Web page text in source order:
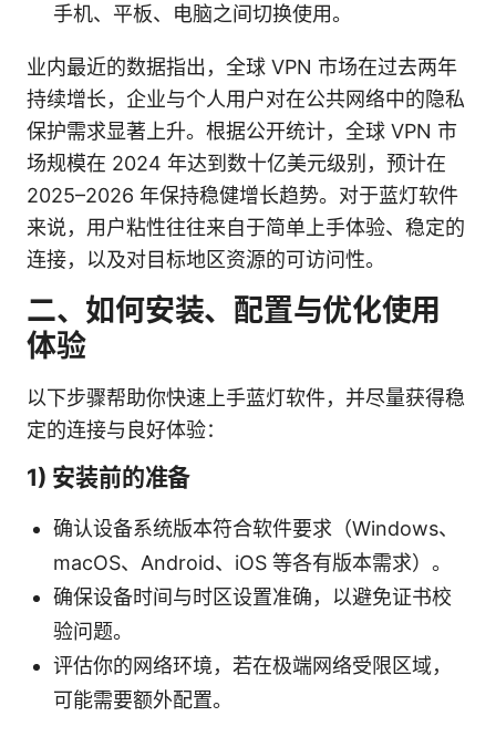
手机、平板、电脑之间切换使用。
业内最近的数据指出，全球 VPN 市场在过去两年
持续增长，企业与个人用户对在公共网络中的隐私
保护需求显著上升。根据公开统计，全球 VPN 市
场规模在 2024 年达到数十亿美元级别，预计在
2025–2026 年保持稳健增长趋势。对于蓝灯软件
来说，用户粘性往往来自于简单上手体验、稳定的
连接，以及对目标地区资源的可访问性。
二、如何安装、配置与优化使用
体验
以下步骤帮助你快速上手蓝灯软件，并尽量获得稳
定的连接与良好体验：
1) 安装前的准备
确认设备系统版本符合软件要求（Windows、
macOS、Android、iOS 等各有版本需求）。
确保设备时间与时区设置准确，以避免证书校
验问题。
评估你的网络环境，若在极端网络受限区域，
可能需要额外配置。